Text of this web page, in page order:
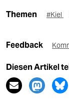
Themen #Kiel
Feedback
Diesen Artikel